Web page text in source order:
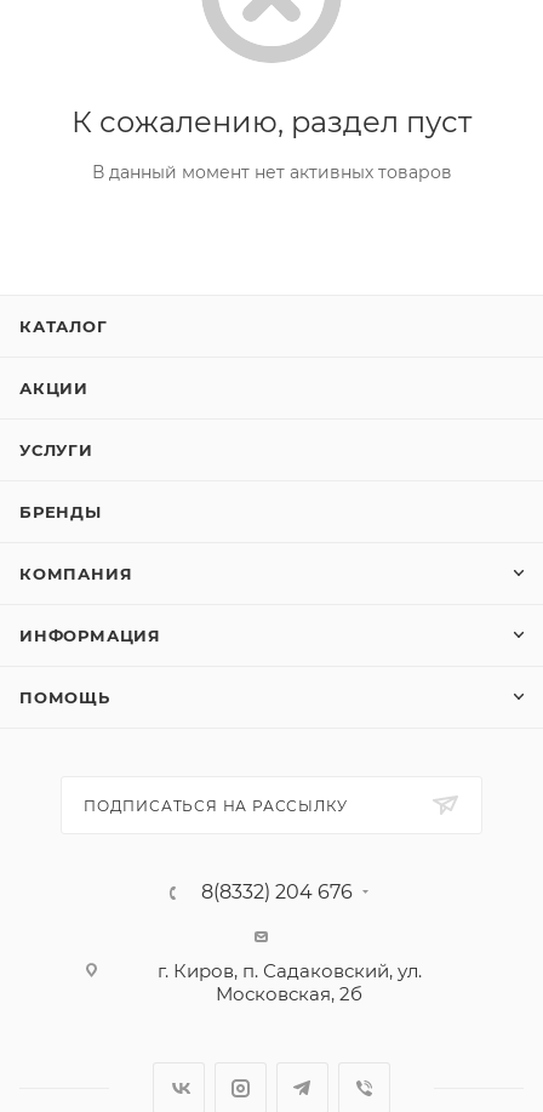
К сожалению, раздел пуст
В данный момент нет активных товаров
КАТАЛОГ
АКЦИИ
УСЛУГИ
БРЕНДЫ
КОМПАНИЯ
ИНФОРМАЦИЯ
ПОМОЩЬ
ПОДПИСАТЬСЯ НА РАССЫЛКУ
8(8332) 204 676
г. Киров, п. Садаковский, ул.
Московская, 2б